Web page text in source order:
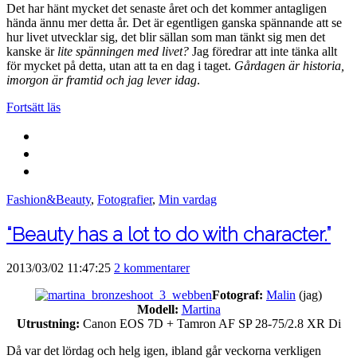
Det har hänt mycket det senaste året och det kommer antagligen
hända ännu mer detta år. Det är egentligen ganska spännande att se
hur livet utvecklar sig, det blir sällan som man tänkt sig men det
kanske är lite spänningen med livet? Jag föredrar att inte tänka allt
för mycket på detta, utan att ta en dag i taget. Gårdagen är historia,
imorgon är framtid och jag lever idag.
Fortsätt läs
Fashion&Beauty, Fotografier, Min vardag
“Beauty has a lot to do with character.”
2013/03/02 11:47:25 2 kommentarer
Fotograf: Malin (jag)
Modell: Martina
Utrustning: Canon EOS 7D + Tamron AF SP 28-75/2.8 XR Di
Då var det lördag och helg igen, ibland går veckorna verkligen